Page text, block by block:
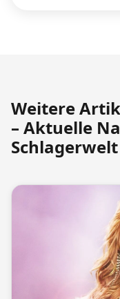
Weitere
– Aktuelle
Schlagerwelt